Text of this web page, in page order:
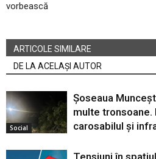
vorbească
ARTICOLE SIMILARE
DE LA ACELAȘI AUTOR
Social
Șoseaua
multe tronsoane.
carosabilul și